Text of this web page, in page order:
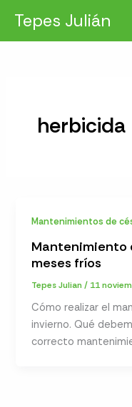
contenido
Tepes Julián
herbicida
Mantenimientos de
Mantenimiento
meses fríos
Tepes Julian/ 11
Cómo realizar el
invierno. Qué
correcto